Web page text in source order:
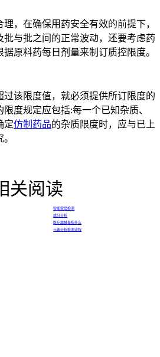
在确保用药安全有效的前提下，
批与批之间的正常波动，还要考虑药
原料药每日剂量来制订质控限度。
该限度值，就必须提供所订限度的
度规定应包括:每一个已知杂质、
定仿制药品的杂质限度时，应与已上
关阅读
智能家居检测
成分分析
医疗器械是指什么
元素分析检测流程